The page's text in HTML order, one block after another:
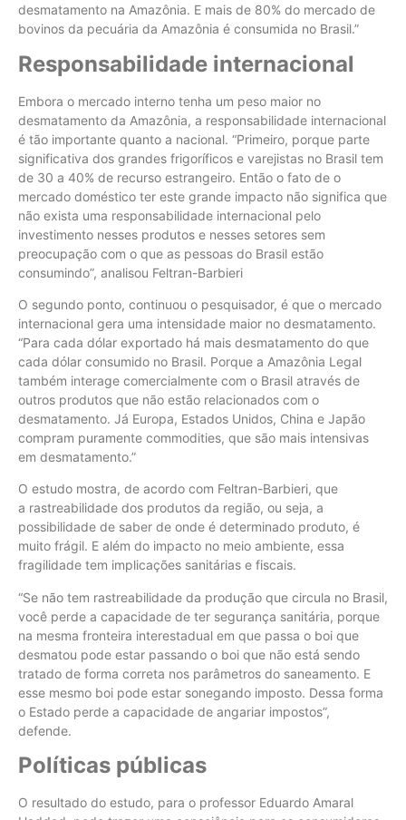
desmatamento na Amazônia. E mais de 80% do mercado de
bovinos da pecuária da Amazônia é consumida no Brasil.”
Responsabilidade internacional
Embora o mercado interno tenha um peso maior no
desmatamento da Amazônia, a responsabilidade internacional
é tão importante quanto a nacional. “Primeiro, porque parte
significativa dos grandes frigoríficos e varejistas no Brasil tem
de 30 a 40% de recurso estrangeiro. Então o fato de o
mercado doméstico ter este grande impacto não significa que
não exista uma responsabilidade internacional pelo
investimento nesses produtos e nesses setores sem
preocupação com o que as pessoas do Brasil estão
consumindo”, analisou Feltran-Barbieri
O segundo ponto, continuou o pesquisador, é que o mercado
internacional gera uma intensidade maior no desmatamento.
“Para cada dólar exportado há mais desmatamento do que
cada dólar consumido no Brasil. Porque a Amazônia Legal
também interage comercialmente com o Brasil através de
outros produtos que não estão relacionados com o
desmatamento. Já Europa, Estados Unidos, China e Japão
compram puramente commodities, que são mais intensivas
em desmatamento.”
O estudo mostra, de acordo com Feltran-Barbieri, que
a rastreabilidade dos produtos da região, ou seja, a
possibilidade de saber de onde é determinado produto, é
muito frágil. E além do impacto no meio ambiente, essa
fragilidade tem implicações sanitárias e fiscais.
“Se não tem rastreabilidade da produção que circula no Brasil,
você perde a capacidade de ter segurança sanitária, porque
na mesma fronteira interestadual em que passa o boi que
desmatou pode estar passando o boi que não está sendo
tratado de forma correta nos parâmetros do saneamento. E
esse mesmo boi pode estar sonegando imposto. Dessa forma
o Estado perde a capacidade de angariar impostos”,
defende.
Políticas públicas
O resultado do estudo, para o professor Eduardo Amaral